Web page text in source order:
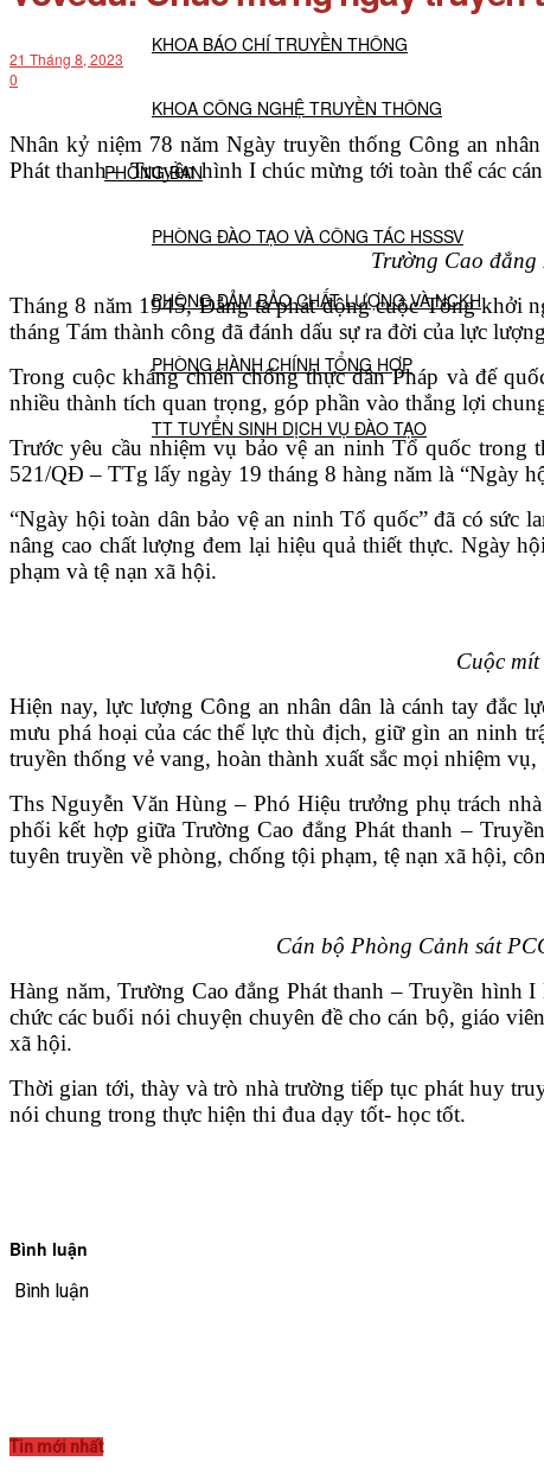
KHOA BÁO CHÍ TRUYỀN THÔNG
KHOA CÔNG NGHỆ TRUYỀN THÔNG
PHÒNG BAN
PHÒNG ĐÀO TẠO VÀ CÔNG TÁC HSSSV
PHÒNG ĐẢM BẢO CHẤT LƯỢNG VÀ NCKH
PHÒNG HÀNH CHÍNH TỔNG HỢP
TT TUYỂN SINH DỊCH VỤ ĐÀO TẠO
VĂN BẢN
21 Tháng 8, 2023
0
Nhân kỷ niệm 78 năm Ngày truyền thống Công an
Phát thanh – Truyền hình I chúc mừng tới toàn thể các
Trường Cao
Tháng 8 năm 1945, Đảng ta phát động cuộc Tổng khởi
tháng Tám thành công đã đánh dấu sự ra đời của lực
Trong cuộc kháng chiến chống thực dân Pháp và đế
nhiều thành tích quan trọng, góp phần vào thắng lợi
Trước yêu cầu nhiệm vụ bảo vệ an ninh Tổ quốc
521/QĐ – TTg lấy ngày 19 tháng 8 hàng năm là “Ngày
“Ngày hội toàn dân bảo vệ an ninh Tổ quốc” đã có sức
nâng cao chất lượng đem lại hiệu quả thiết thực. Ngày
phạm và tệ nạn xã hội.
Cuộc
Hiện nay, lực lượng Công an nhân dân là cánh tay đắc
mưu phá hoại của các thế lực thù địch, giữ gìn an ninh
truyền thống vẻ vang, hoàn thành xuất sắc mọi nhiệm
Ths Nguyễn Văn Hùng – Phó Hiệu trưởng phụ trách
phối kết hợp giữa Trường Cao đẳng Phát thanh –
tuyên truyền về phòng, chống tội phạm, tệ nạn xã hội,
Cán bộ Phòng Cảnh sát
Hàng năm, Trường Cao đẳng Phát thanh – Truyền
chức các buổi nói chuyện chuyên đề cho cán bộ, giáo
xã hội.
Thời gian tới, thày và trò nhà trường tiếp tục phát huy
nói chung trong thực hiện thi đua dạy tốt- học tốt.
Bình luận
Bình luận
Tin mới nhất